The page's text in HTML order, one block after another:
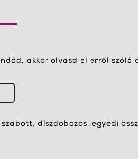
akkor olvasd el erről szóló
díszdobozos, egyedi